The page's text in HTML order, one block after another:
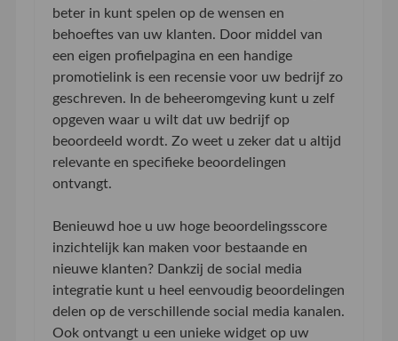
beter in kunt spelen op de wensen en
behoeftes van uw klanten. Door middel van
een eigen profielpagina en een handige
promotielink is een recensie voor uw bedrijf zo
geschreven. In de beheeromgeving kunt u zelf
opgeven waar u wilt dat uw bedrijf op
beoordeeld wordt. Zo weet u zeker dat u altijd
relevante en specifieke beoordelingen
ontvangt.
Benieuwd hoe u uw hoge beoordelingsscore
inzichtelijk kan maken voor bestaande en
nieuwe klanten? Dankzij de social media
integratie kunt u heel eenvoudig beoordelingen
delen op de verschillende social media kanalen.
Ook ontvangt u een unieke widget op uw